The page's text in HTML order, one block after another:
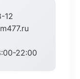
12
22:00